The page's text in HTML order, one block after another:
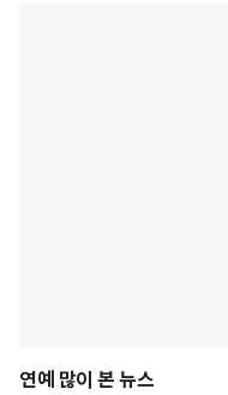
연예 많이 본 뉴스